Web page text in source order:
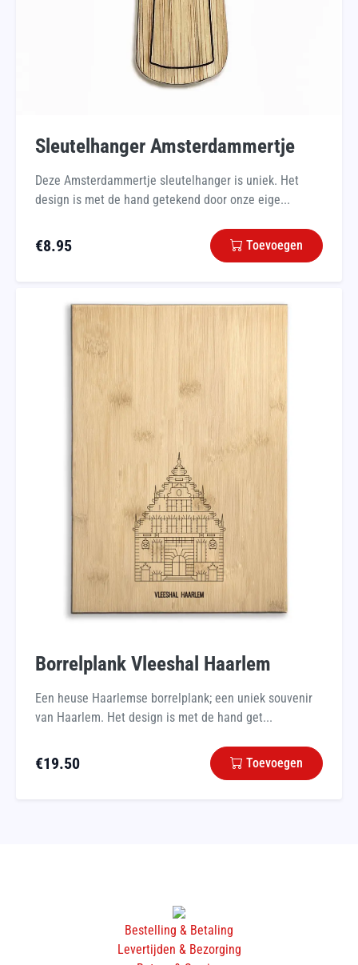
Sleutelhanger Amsterdammertje
Deze Amsterdammertje sleutelhanger is uniek. Het
design is met de hand getekend door onze eige...
€8.95 Toevoegen
Borrelplank Vleeshal Haarlem
Een heuse Haarlemse borrelplank; een uniek souvenir
van Haarlem. Het design is met de hand get...
€19.50 Toevoegen
Bestelling & Betaling
Levertijden & Bezorging